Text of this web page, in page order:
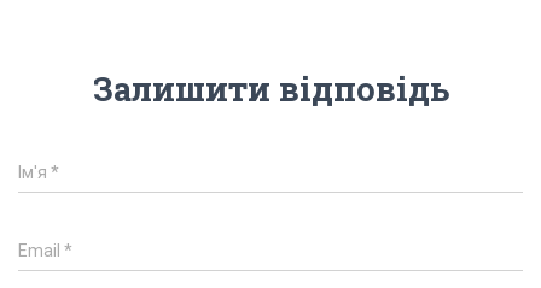
Залишити відповідь
Ім'я *
Email *